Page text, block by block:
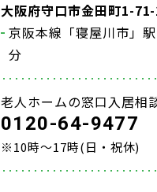
大阪府守口市金田町1-
京阪本線「寝屋川市」
分
老人ホームの窓口入居相
0120-64-9477
※10時～17時(日・祝休)